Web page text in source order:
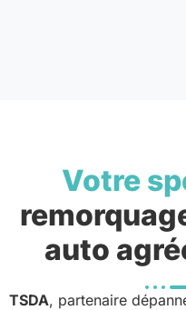
Votre
auto
TSDA, partenaire